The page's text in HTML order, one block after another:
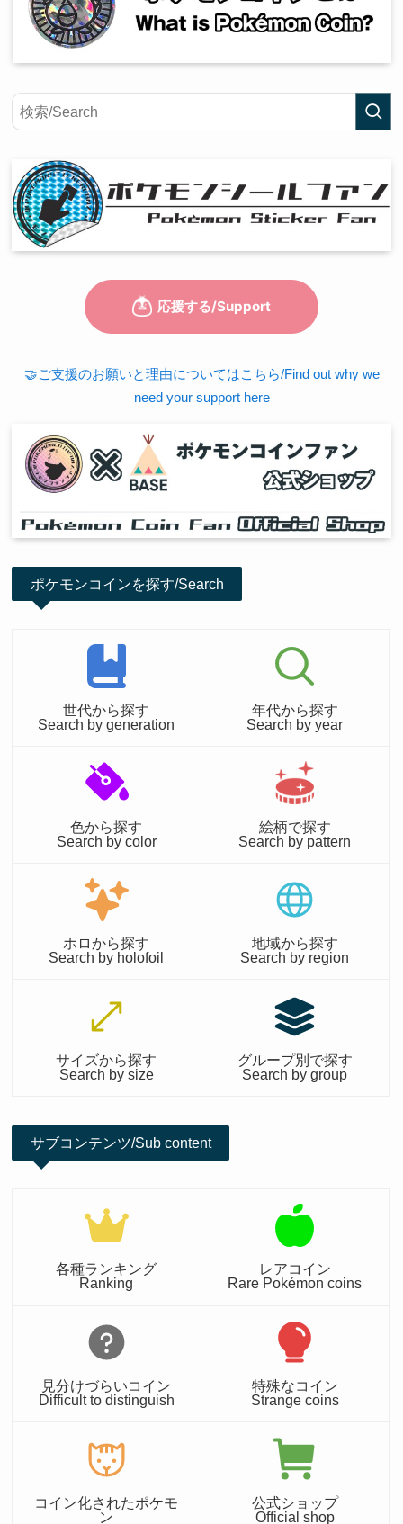
🤝ご支援のお願いと理由についてはこちら/Find out why we
need your support here
ポケモンコインを探す/Search
世代から探す
Search by generation
年代から探す
Search by year
色から探す
Search by color
絵柄で探す
Search by pattern
ホロから探す
Search by holofoil
地域から探す
Search by region
サイズから探す
Search by size
グループ別で探す
Search by group
サブコンテンツ/Sub content
各種ランキング
Ranking
レアコイン
Rare Pokémon coins
見分けづらいコイン
Difficult to distinguish
特殊なコイン
Strange coins
コイン化されたポケモ
ン
公式ショップ
Official shop